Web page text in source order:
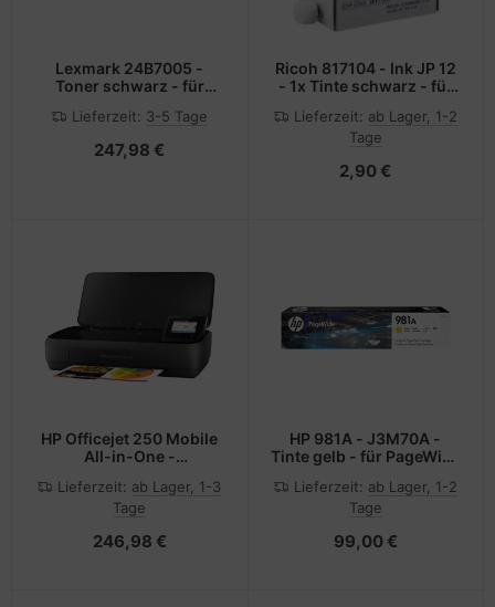
Lexmark 24B7005 -
Toner schwarz - für
Lieferzeit: 3-5 Tage
247,98 €
Ricoh 817104 - Ink JP 12
- 1x Tinte schwarz - für
Lieferzeit: ab Lager, 1-2
Tage
2,90 €
HP Officejet 250 Mobile
All-in-One -
Farbe - Tintenstrahl -
Legal (216 x 356 mm)
Lieferzeit: ab Lager, 1-3
Tage
246,98 €
HP 981A - J3M70A -
Tinte gelb - für PageWide
586; PageWide Managed
Color E55650
Lieferzeit: ab Lager, 1-2
Tage
99,00 €